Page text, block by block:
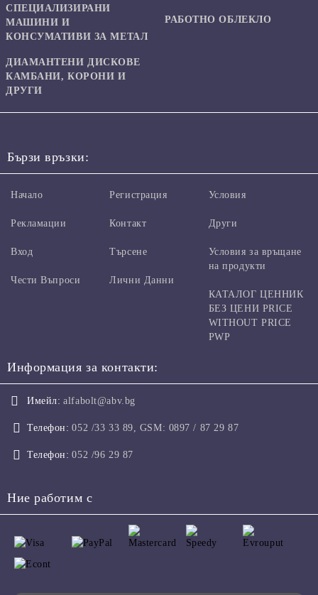
СПЕЦИАЛИЗИРАНИ
МАШИНИ И
КОНСУМАТИВИ ЗА МЕТАЛ
ДИАМАНТЕНИ ДИСКОВЕ
КАМБАНИ, КОРОНИ И
ДРУГИ
РАБОТНО ОБЛЕКЛО
Бързи връзки:
Начало
Рекламации
Вход
Чести Въпроси
Регистрация
Контакт
Търсене
Лични Данни
Условия
Други
Условия за връщане
на продукти
КАТАЛОГ ЦЕННИК
БЕЗ ЦЕНИ PRICE
WITHOUT PRICE
PWP
Информация за контакти:
Имейл: alfabolt@abv.bg
Телефон: 052 /33 33 89, GSM: 0897 / 87 29 87
Телефон: 052 /96 29 87
Ние работим с